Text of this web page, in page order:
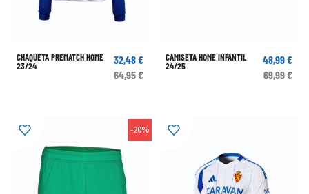
CHAQUETA PREMATCH HOME
23/24
32,48 €
64,95 €
CAMISETA HOME INFANTIL
24/25
48,99 €
69,99 €
-20%